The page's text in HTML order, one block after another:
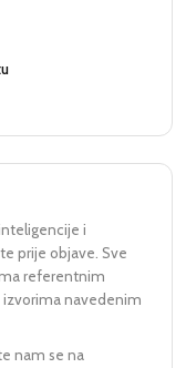
i
prije objave. Sve
referentnim
navedenim
nam se na